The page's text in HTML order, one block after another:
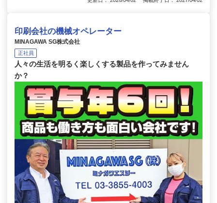
印刷会社の機械オペレーター
MINAGAWA SG株式会社
正社員
人々の生活を明るく楽しくする製品を作ってみません
か？